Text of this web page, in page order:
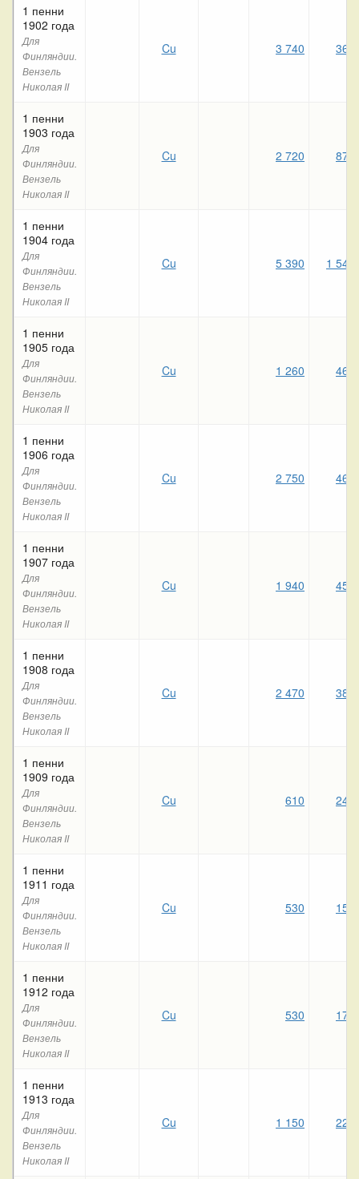
1 пенни
1902 года
Для
Финляндии.
Вензель
Николая II
Cu 3 740 360
1 пенни
1903 года
Для
Финляндии.
Вензель
Николая II
Cu 2 720 870
1 пенни
1904 года
Для
Финляндии.
Вензель
Николая II
Cu 5 390 1 540
1 пенни
1905 года
Для
Финляндии.
Вензель
Николая II
Cu 1 260 460
1 пенни
1906 года
Для
Финляндии.
Вензель
Николая II
Cu 2 750 460
1 пенни
1907 года
Для
Финляндии.
Вензель
Николая II
Cu 1 940 450
1 пенни
1908 года
Для
Финляндии.
Вензель
Николая II
Cu 2 470 380
1 пенни
1909 года
Для
Финляндии.
Вензель
Николая II
Cu 610 240
1 пенни
1911 года
Для
Финляндии.
Вензель
Николая II
Cu 530 150
1 пенни
1912 года
Для
Финляндии.
Вензель
Николая II
Cu 530 170
1 пенни
1913 года
Для
Финляндии.
Вензель
Николая II
Cu 1 150 220